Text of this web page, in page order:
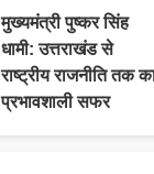
मुख्यमंत्री पुष्कर सिंह
धामी: उत्तराखंड से
राष्ट्रीय राजनीति तक
प्रभावशाली सफर